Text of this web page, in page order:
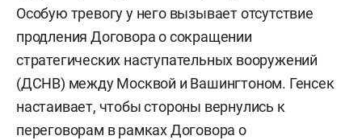
Особую тревогу у него вызывает отсутствие
продления Договора о сокращении
стратегических наступательных вооружений
(ДСНВ) между Москвой и Вашингтоном. Генсек
настаивает, чтобы стороны вернулись к
переговорам в рамках Договора о